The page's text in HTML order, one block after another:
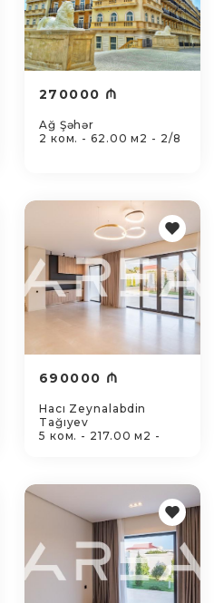
270000 ₼
Ağ Şəhər
2 ком. - 62.00 м2 - 2/8
690000 ₼
Hacı Zeynalabdin
Tağıyev
5 ком. - 217.00 м2 -